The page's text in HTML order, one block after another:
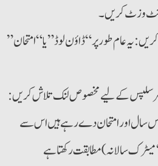
وزٹ کریں۔
یہ عام طور پر “ڈاؤن لوڈ” یا “امتحان”
سلپس کے لیے مخصوص لنک تلاش کریں:
سال اور امتحان دے رہے ہیں اس سے